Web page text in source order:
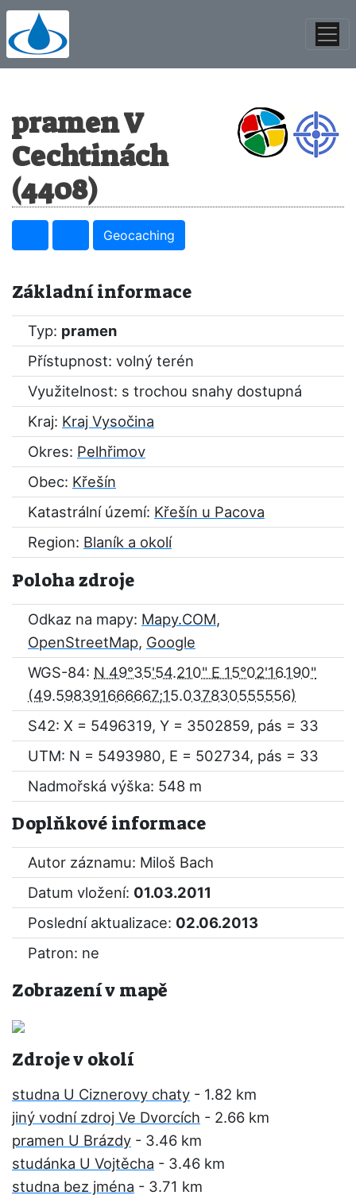
pramen V
Cechtinách
(4408)
Geocaching
Základní informace
Typ: pramen
Přístupnost: volný terén
Využitelnost: s trochou snahy dostupná
Kraj: Kraj Vysočina
Okres: Pelhřimov
Obec: Křešín
Katastrální území: Křešín u Pacova
Region: Blaník a okolí
Poloha zdroje
Odkaz na mapy: Mapy.COM,
OpenStreetMap, Google
WGS-84: N 49°35'54.210" E 15°02'16.190"
S42: X = 5496319, Y = 3502859, pás = 33
UTM: N = 5493980, E = 502734, pás = 33
Nadmořská výška: 548 m
Doplňkové informace
Autor záznamu: Miloš Bach
Datum vložení: 01.03.2011
Poslední aktualizace: 02.06.2013
Patron: ne
Zobrazení v mapě
Zdroje v okolí
studna U Ciznerovy chaty - 1.82 km
jiný vodní zdroj Ve Dvorcích - 2.66 km
pramen U Brázdy - 3.46 km
studánka U Vojtěcha - 3.46 km
studna bez jména - 3.71 km